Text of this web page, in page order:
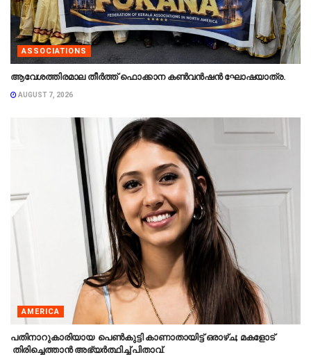
ASSOCIATIONS
ആവേശത്തിരമാല തീർത്ത് ഫൊക്കാന കൺവൻഷൻ ഘോഷയാത്ര.
AUGUST 7, 2026
AMERICA
പതിനാറുകാരിയായ പെൺകുട്ടി കാണാതായിട്ട് ഒരാഴ്ച; മകളോട്
തിരിച്ചെത്താൻ അഭ്യർത്ഥിച്ച് പിതാവ്.